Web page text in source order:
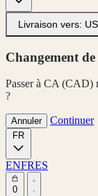
Livraison vers:
Changement
Passer à CA (CAD)
?
Annuler Continuer
ENFRES
0